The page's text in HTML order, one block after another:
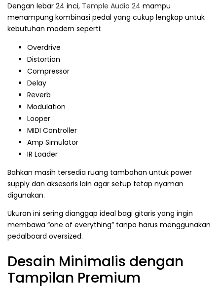
Dengan lebar 24 inci, Temple Audio 24 mampu
menampung kombinasi pedal yang cukup lengkap untuk
kebutuhan modern seperti:
Overdrive
Distortion
Compressor
Delay
Reverb
Modulation
Looper
MIDI Controller
Amp Simulator
IR Loader
Bahkan masih tersedia ruang tambahan untuk power
supply dan aksesoris lain agar setup tetap nyaman
digunakan.
Ukuran ini sering dianggap ideal bagi gitaris yang ingin
membawa “one of everything” tanpa harus menggunakan
pedalboard oversized.
Desain Minimalis dengan
Tampilan Premium